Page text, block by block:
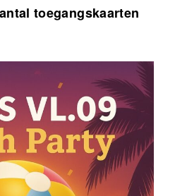
toegangskaarten